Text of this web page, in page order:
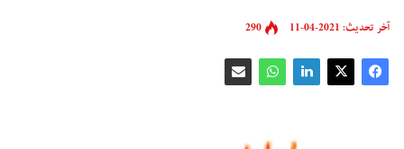
آخر تحديث: 2021-04-11 290